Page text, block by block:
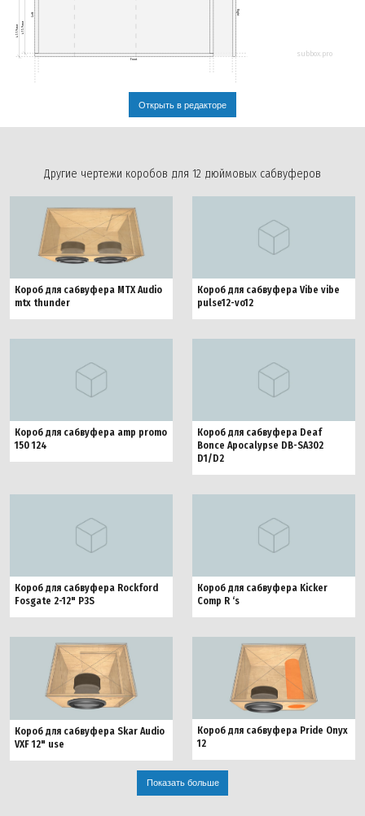
451.9мм 415.9мм
Front
Left Right
subbox.pro
Открыть в редакторе
Другие чертежи коробов для 12 дюймовых сабвуферов
Короб для сабвуфера MTX Audio
mtx thunder
Короб для сабвуфера Vibe vibe
pulse12-vo12
Короб для сабвуфера amp promo
150 124
Короб для сабвуфера Deaf
Bonce Apocalypse DB-SA302
D1/D2
Короб для сабвуфера Rockford
Fosgate 2-12" P3S
Короб для сабвуфера Kicker
Comp R ‘s
Короб для сабвуфера Skar Audio
VXF 12" use
Короб для сабвуфера Pride Onyx
12
Показать больше